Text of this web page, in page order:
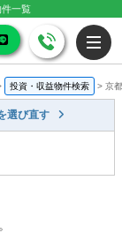
一覧
投資・収益物件検索 > 京
選び直す